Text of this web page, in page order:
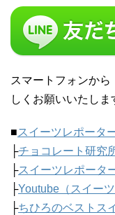
スマートフォンから
しくお願いいたしま
■スイーツレポータ
├チョコレート研究
├スイーツレポータ
├Youtube（スイーツ
├ちひろのベストス